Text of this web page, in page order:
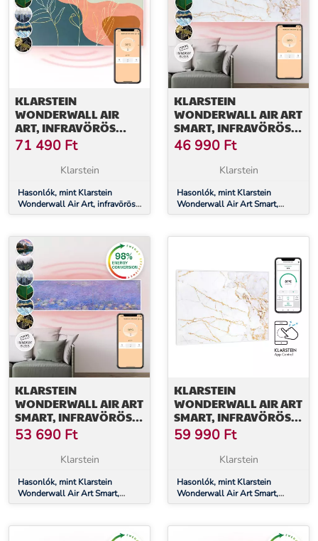
KLARSTEIN
WONDERWALL AIR
ART, INFRAVÖRÖS
SMART HŐSUGÁRZÓ,
60 X 120 CM, 700 W,
FALI INSTALLÁCIÓ,
VEZÉRELHETŐ, ARANY
VONALAK
71 490 Ft
Klarstein
Hasonlók, mint Klarstein
Wonderwall Air Art, infravörös
smart hősugárzó, 60 x 120 cm,
applikációval vezérelhető, arany
vonalak
KLARSTEIN
WONDERWALL AIR ART
SMART, INFRAVÖRÖS
HŐSUGÁRZÓ, 120 X 30
CM, 350 W,
ALKALMAZÁS,
46 990 Ft
Klarstein
Hasonlók, mint Klarstein
Wonderwall Air Art Smart,
infravörös hősugárzó, 120 x 30
márvány II
KLARSTEIN
WONDERWALL AIR ART
SMART, INFRAVÖRÖS
HŐSUGÁRZÓ, 120 X 30
CM, 350 W,
ALKALMAZÁS,
53 690 Ft
Klarstein
Hasonlók, mint Klarstein
Wonderwall Air Art Smart,
infravörös hősugárzó, 120 x 30
tavirózsák
KLARSTEIN
WONDERWALL AIR ART
SMART, INFRAVÖRÖS
HŐSUGÁRZÓ, 80 X 60
CM, 500 W, MÁRVÁNY
59 990 Ft
Klarstein
Hasonlók, mint Klarstein
Wonderwall Air Art Smart,
infravörös hősugárzó, 80 x 60